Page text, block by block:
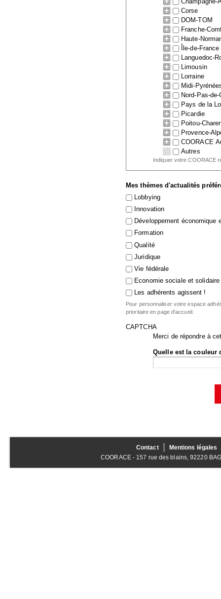
Corse
DOM-TOM
Franche-
Haute-
Île-de-France
Languedoc-
Limousin
Lorraine
Midi-
Nord-Pas-
Pays de la
Picardie
Poitou-
Provence-
COORACE
Autres
Indiquer votre COORACE
Mes thèmes d'actualités
Lobbying
Innovation
Développement économique
Formation
Qualité
Juridique
Vie fédérale
Economie sociale et solidaire
Les adhérents agissent !
Pour personnaliser votre espace
prioritaire en page d'accueil.
CAPTCHA
Merci de répondre à
Quelle est la couleur
Contact
Mentions légales
COORACE - 157 rue des blains, 92220